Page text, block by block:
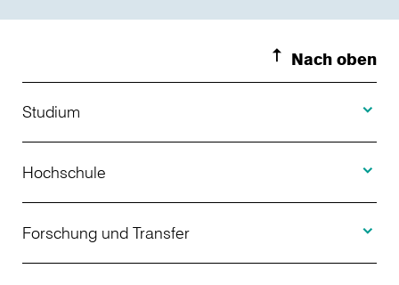
Nach oben
Studium
Studienangebot
Bewerbung
Hochschule
Über uns
Forschung und Transfer